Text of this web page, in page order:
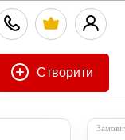
Створити